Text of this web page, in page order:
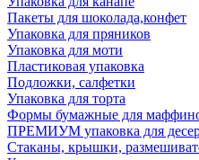
Пакеты для шоколада,конфет
Упаковка для пряников
Упаковка для моти
Пластиковая упаковка
Подложки, салфетки
Упаковка для торта
Формы бумажные для
ПРЕМИУМ упаковка для
Стаканы, крышки,